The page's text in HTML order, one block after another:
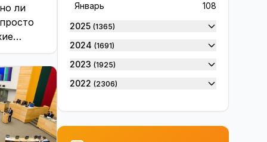
ли
нашей
темы ...
Вакансии
14
В Висагинасе
9159
Висагинас и висагинцы
156
В Мире
4779
Выборы 2019
98
Выборы 2024
61
Январь
108
2025 (1365)
2024 (1691)
2023 (1925)
2022 (2306)